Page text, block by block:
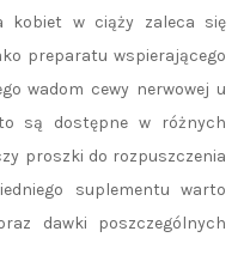
kobiet w ciąży zaleca się
preparatu wspierającego
wadom cewy nerwowej u
są dostępne w różnych
proszki do rozpuszczenia
suplementu warto
dawki poszczególnych